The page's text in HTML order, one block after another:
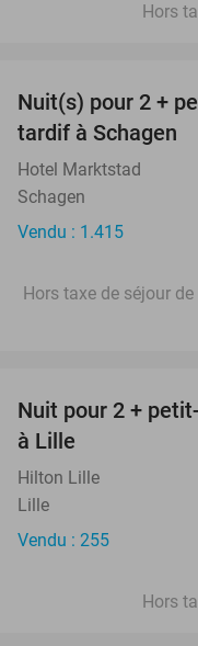
Hors
Nuit(s) pour 2 +
tardif à Schagen
Hotel Marktstad
Schagen
Vendu : 1.415
Hors taxe de séjour
Nuit pour 2 +
à Lille
Hilton Lille
Lille
Vendu : 255
Hors